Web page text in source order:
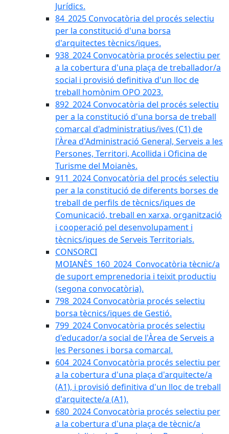
Jurídics.
84_2025 Convocatòria del procés selectiu
per la constitució d'una borsa
d'arquitectes tècnics/iques.
938_2024 Convocatòria procés selectiu per
a la cobertura d'una plaça de treballador/a
social i provisió definitiva d'un lloc de
treball homònim OPO 2023.
892_2024 Convocatòria del procés selectiu
per a la constitució d'una borsa de treball
comarcal d'administratius/ives (C1) de
l'Àrea d'Administració General, Serveis a les
Persones, Territori, Acollida i Oficina de
Turisme del Moianès.
911_2024 Convocatòria del procés selectiu
per a la constitució de diferents borses de
treball de perfils de tècnics/iques de
Comunicació, treball en xarxa, organització
i cooperació pel desenvolupament i
tècnics/iques de Serveis Territorials.
CONSORCI
MOIANÈS_160_2024_Convocatòria tècnic/a
de suport emprenedoria i teixit productiu
(segona convocatòria).
798_2024 Convocatòria procés selectiu
borsa tècnics/iques de Gestió.
799_2024 Convocatòria procés selectiu
d'educador/a social de l'Àrea de Serveis a
les Persones i borsa comarcal.
604_2024 Convocatòria procés selectiu per
a la cobertura d'una plaça d'arquitecte/a
(A1), i provisió definitiva d'un lloc de treball
d'arquitecte/a (A1).
680_2024 Convocatòria procés selectiu per
a la cobertura d'una plaça de tècnic/a